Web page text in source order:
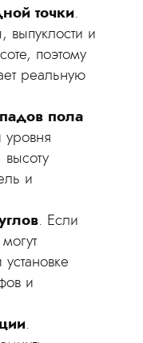
точки.
выпуклости и
поэтому
реальную
пола
высоту
и
. Если
и
.